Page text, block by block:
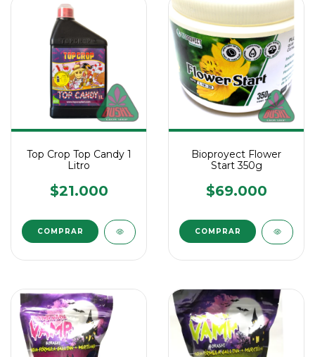
Top Crop Top Candy 1
Litro
$21.000
Bioproyect Flower
Start 350g
$69.000